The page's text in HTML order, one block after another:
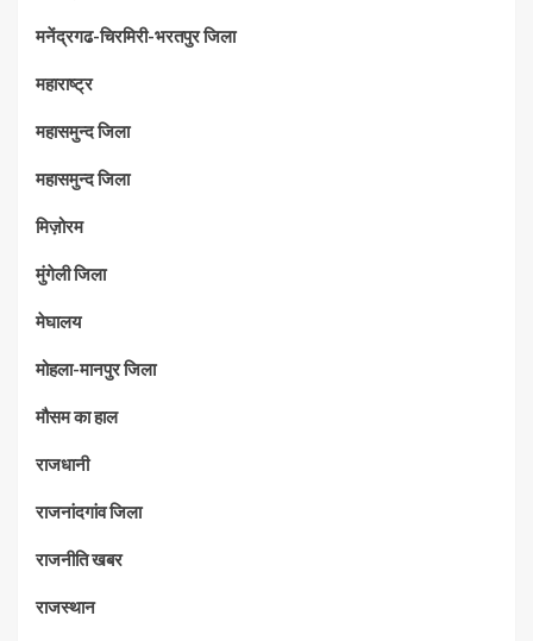
मनेंद्रगढ-चिरमिरी-भरतपुर जिला
महाराष्‍ट्र
महासमुन्द जिला
महासमुन्द जिला
मिज़ोरम
मुंगेली जिला
मेघालय
मोहला-मानपुर जिला
मौसम का हाल
राजधानी
राजनांदगांव जिला
राजनीति खबर
राजस्थान